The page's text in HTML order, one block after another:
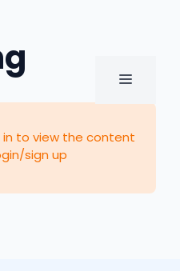
MENU
to view the content
sign up